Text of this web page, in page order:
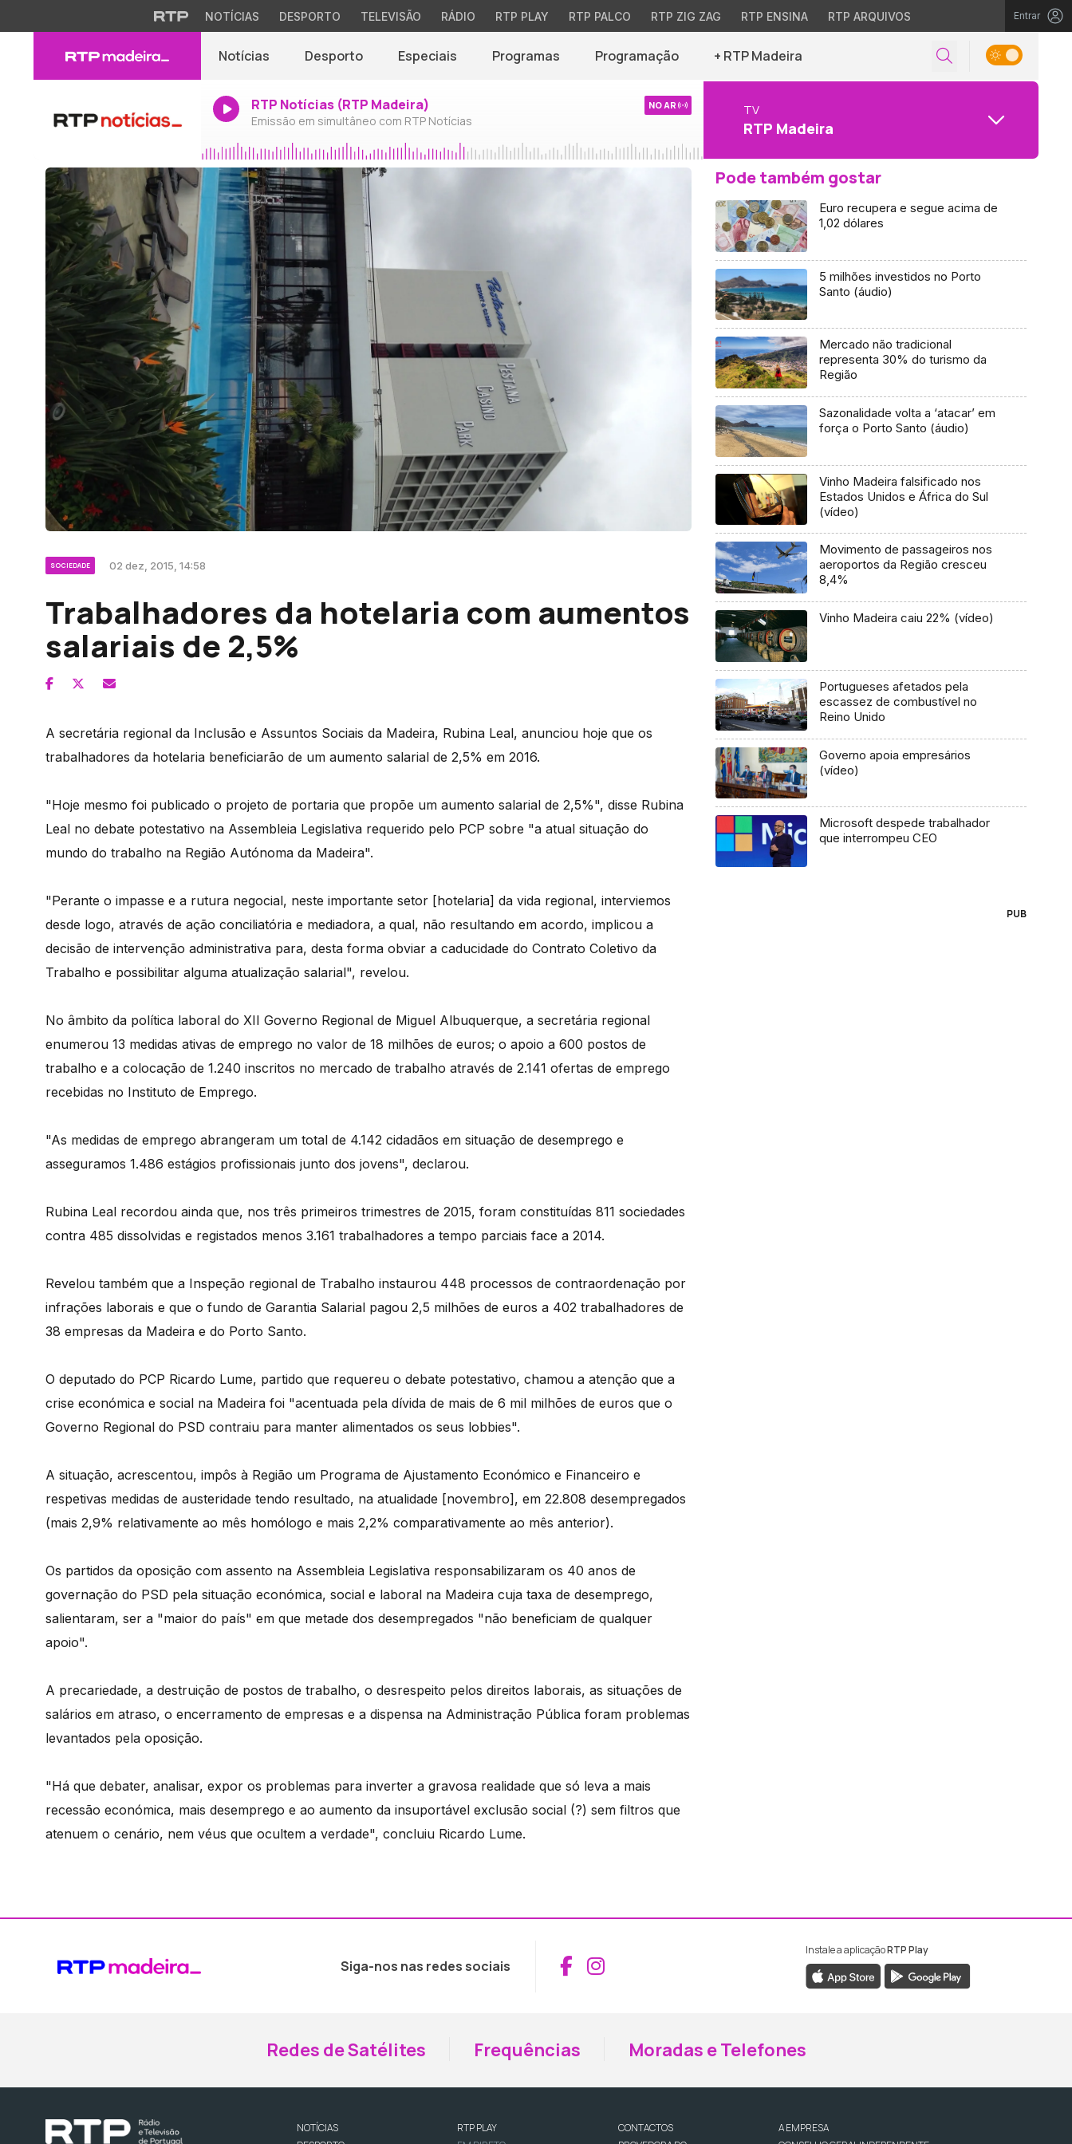
NOTÍCIAS DESPORTO TELEVISÃO RÁDIO RTP PLAY RTP PALCO RTP ZIG ZAG RTP ENSINA RTP ARQUIVOS Entrar
Notícias Desporto Especiais Programas Programação + RTP Madeira
RTP Notícias (RTP Madeira)
Emissão em simultâneo com RTP Notícias
NO AR TV
RTP Madeira
SOCIEDADE 02 dez, 2015, 14:58
Trabalhadores da hotelaria com aumentos
salariais de 2,5%
A secretária regional da Inclusão e Assuntos Sociais da Madeira, Rubina Leal, anunciou hoje que os
trabalhadores da hotelaria beneficiarão de um aumento salarial de 2,5% em 2016.
"Hoje mesmo foi publicado o projeto de portaria que propõe um aumento salarial de 2,5%", disse Rubina
Leal no debate potestativo na Assembleia Legislativa requerido pelo PCP sobre "a atual situação do
mundo do trabalho na Região Autónoma da Madeira".
"Perante o impasse e a rutura negocial, neste importante setor [hotelaria] da vida regional, interviemos
desde logo, através de ação conciliatória e mediadora, a qual, não resultando em acordo, implicou a
decisão de intervenção administrativa para, desta forma obviar a caducidade do Contrato Coletivo da
Trabalho e possibilitar alguma atualização salarial", revelou.
No âmbito da política laboral do XII Governo Regional de Miguel Albuquerque, a secretária regional
enumerou 13 medidas ativas de emprego no valor de 18 milhões de euros; o apoio a 600 postos de
trabalho e a colocação de 1.240 inscritos no mercado de trabalho através de 2.141 ofertas de emprego
recebidas no Instituto de Emprego.
"As medidas de emprego abrangeram um total de 4.142 cidadãos em situação de desemprego e
asseguramos 1.486 estágios profissionais junto dos jovens", declarou.
Rubina Leal recordou ainda que, nos três primeiros trimestres de 2015, foram constituídas 811 sociedades
contra 485 dissolvidas e registados menos 3.161 trabalhadores a tempo parciais face a 2014.
Revelou também que a Inspeção regional de Trabalho instaurou 448 processos de contraordenação por
infrações laborais e que o fundo de Garantia Salarial pagou 2,5 milhões de euros a 402 trabalhadores de
38 empresas da Madeira e do Porto Santo.
O deputado do PCP Ricardo Lume, partido que requereu o debate potestativo, chamou a atenção que a
crise económica e social na Madeira foi "acentuada pela dívida de mais de 6 mil milhões de euros que o
Governo Regional do PSD contraiu para manter alimentados os seus lobbies".
A situação, acrescentou, impôs à Região um Programa de Ajustamento Económico e Financeiro e
respetivas medidas de austeridade tendo resultado, na atualidade [novembro], em 22.808 desempregados
(mais 2,9% relativamente ao mês homólogo e mais 2,2% comparativamente ao mês anterior).
Os partidos da oposição com assento na Assembleia Legislativa responsabilizaram os 40 anos de
governação do PSD pela situação económica, social e laboral na Madeira cuja taxa de desemprego,
salientaram, ser a "maior do país" em que metade dos desempregados "não beneficiam de qualquer
apoio".
A precariedade, a destruição de postos de trabalho, o desrespeito pelos direitos laborais, as situações de
salários em atraso, o encerramento de empresas e a dispensa na Administração Pública foram problemas
levantados pela oposição.
"Há que debater, analisar, expor os problemas para inverter a gravosa realidade que só leva a mais
recessão económica, mais desemprego e ao aumento da insuportável exclusão social (?) sem filtros que
atenuem o cenário, nem véus que ocultem a verdade", concluiu Ricardo Lume.
Pode também gostar
Euro recupera e segue acima de
1,02 dólares
5 milhões investidos no Porto
Santo (áudio)
Mercado não tradicional
representa 30% do turismo da
Região
Sazonalidade volta a ‘atacar’ em
força o Porto Santo (áudio)
Vinho Madeira falsificado nos
Estados Unidos e África do Sul
(vídeo)
Movimento de passageiros nos
aeroportos da Região cresceu
8,4%
Vinho Madeira caiu 22% (vídeo)
Portugueses afetados pela
escassez de combustível no
Reino Unido
Governo apoia empresários
(vídeo)
Microsoft despede trabalhador
que interrompeu CEO
PUB
Siga-nos nas redes sociais Aceder ao Facebook da RTP Madeira
Aceder ao Instagram da RTP Madeira
Instale a aplicaçãoRTP Play
Redes de Satélites Frequências Moradas e Telefones
NOTÍCIAS
RTP PLAY
CONTACTOS
A EMPRESA